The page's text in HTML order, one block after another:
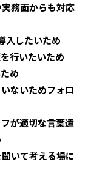
務面からも対応
入したいため
行いたいため
め
ないためフォロ
が適切な言葉遣
いて考える場に